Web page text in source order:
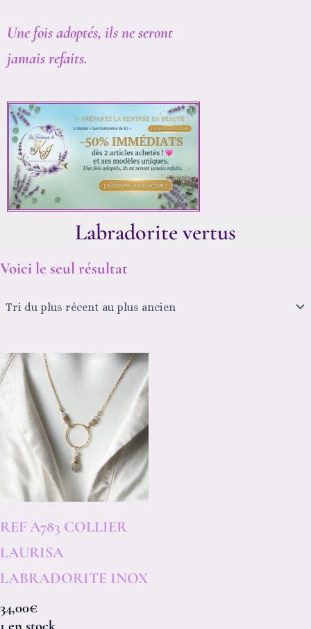
Une fois adoptés, ils ne seront
jamais refaits.
Labradorite vertus
Voici le seul résultat
REF A783 COLLIER
LAURISA
LABRADORITE INOX
34,00€